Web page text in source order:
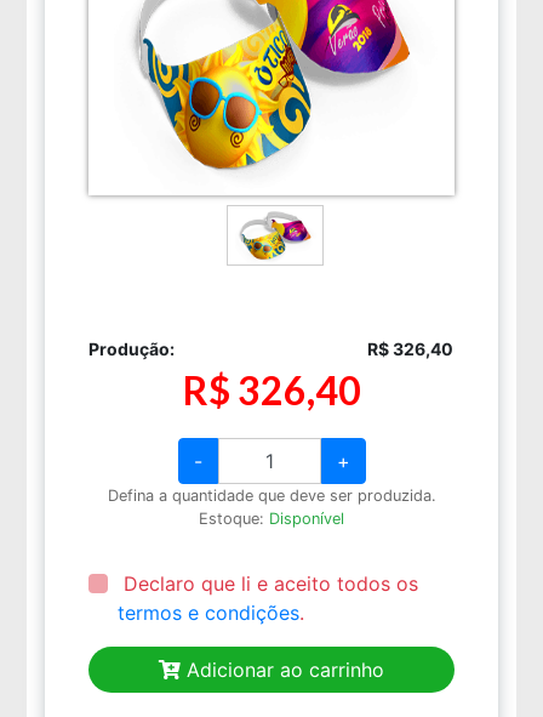
- +
Defina a quantidade que deve ser produzida.
Estoque: Disponível
Declaro que li e aceito todos os
termos e condições.
Adicionar ao carrinho
Produção: R$ 326,40
R$ 326,40